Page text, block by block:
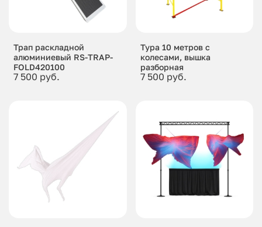
Трап раскладной
алюминиевый RS-TRAP-
FOLD420100
7 500 руб.
Тура 10 метров с
колесами, вышка
разборная
7 500 руб.